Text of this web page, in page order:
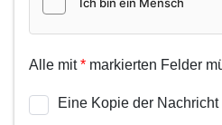
Alle mit* markierten Felder
Eine Kopie der